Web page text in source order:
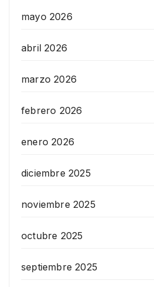
mayo 2026
abril 2026
marzo 2026
febrero 2026
enero 2026
diciembre 2025
noviembre 2025
octubre 2025
septiembre 2025